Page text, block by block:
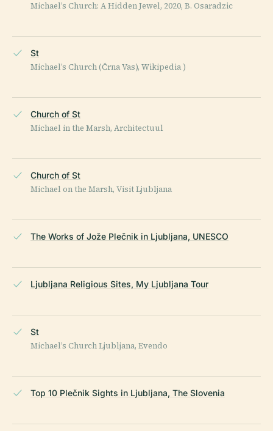
Michael’s Church: A Hidden Jewel, 2020, B. Osaradzic
St
Michael’s Church (Črna Vas), Wikipedia )
Church of St
Michael in the Marsh, Architectuul
Church of St
Michael on the Marsh, Visit Ljubljana
The Works of Jože Plečnik in Ljubljana, UNESCO
Ljubljana Religious Sites, My Ljubljana Tour
St
Michael’s Church Ljubljana, Evendo
Top 10 Plečnik Sights in Ljubljana, The Slovenia